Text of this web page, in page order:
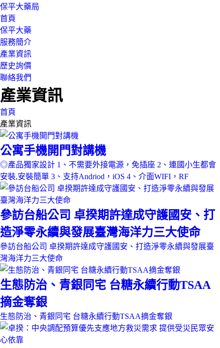
保平大藥局
首頁
保平大藥
服務簡介
產業資訊
歷史詢價
聯絡我們
產業資訊
首頁
產業資訊
公寓手機開門對講機
◎產品獨家設計 1、不需要外接電源，免插座 2、連國小生都會
安裝,安裝簡單 3、支持Andriod，iOS 4、介面WIFI，RF
參訪台船公司 卓揆期許達成守護國安、打
造淨零永續與發展臺灣海洋力三大使命
參訪台船公司 卓揆期許達成守護國安、打造淨零永續與發展臺
灣海洋力三大使命
生態防治、青銀同宅 台糖永續行動TSAA
摘金奪銀
生態防治、青銀同宅 台糖永續行動TSAA摘金奪銀